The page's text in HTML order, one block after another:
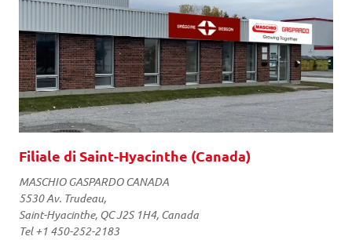
Filiale di Saint-Hyacinthe (Canada)
MASCHIO GASPARDO CANADA
5530 Av. Trudeau,
Saint-Hyacinthe, QC J2S 1H4, Canada
Tel +1 450-252-2183